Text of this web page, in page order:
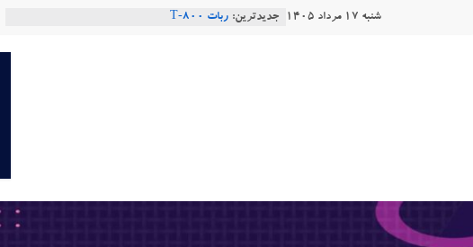
شنبه ۱۷ مرداد ۱۴۰۵ جدیدترین: Robotics
خبری